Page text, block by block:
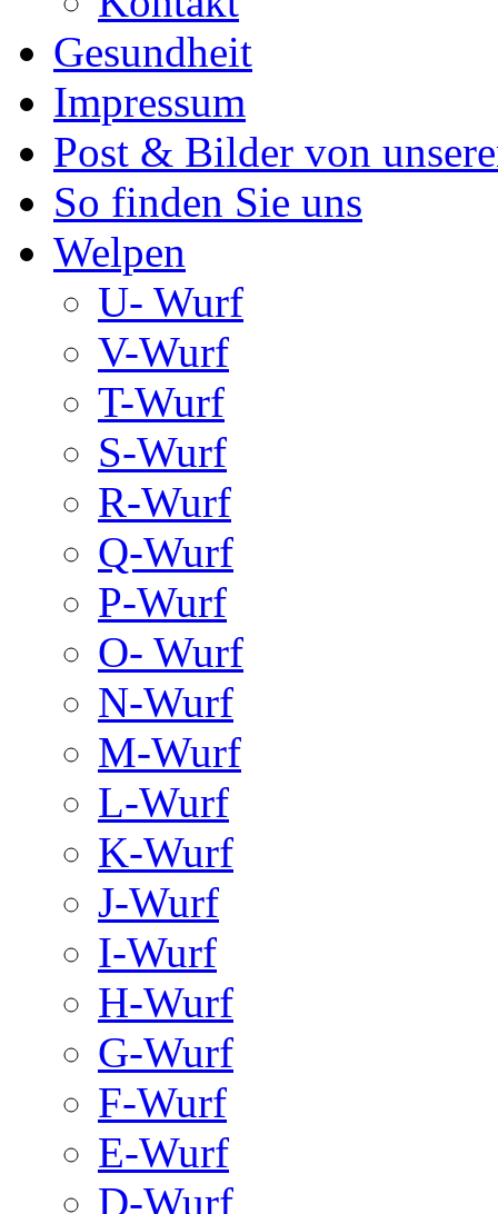
Gesundheit
Impressum
Post & Bilder von
So finden Sie uns
Welpen
U- Wurf
V-Wurf
T-Wurf
S-Wurf
R-Wurf
Q-Wurf
P-Wurf
O- Wurf
N-Wurf
M-Wurf
L-Wurf
K-Wurf
J-Wurf
I-Wurf
H-Wurf
G-Wurf
F-Wurf
E-Wurf
D-Wurf